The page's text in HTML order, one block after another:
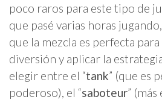
poco raros para este tipo de
que pasé varias horas
que la mezcla es perfecta
diversión y aplicar la
elegir entre el “tank” (que es
poderoso), el “saboteur”